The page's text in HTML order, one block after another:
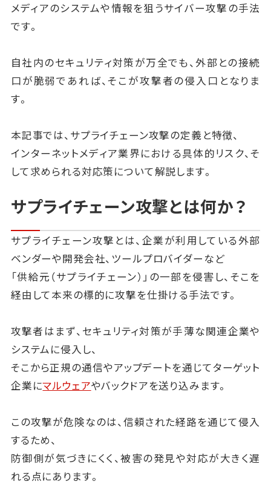
メディアのシステムや情報を狙うサイバー攻撃の手法
です。
自社内のセキュリティ対策が万全でも、外部との接続
口が脆弱であれば、そこが攻撃者の侵入口となりま
す。
本記事では、サプライチェーン攻撃の定義と特徴、
インターネットメディア業界における具体的リスク、そ
して求められる対応策について解説します。
サプライチェーン攻撃とは何か？
サプライチェーン攻撃とは、企業が利用している外部
ベンダーや開発会社、ツールプロバイダーなど
「供給元（サプライチェーン）」の一部を侵害し、そこを
経由して本来の標的に攻撃を仕掛ける手法です。
攻撃者はまず、セキュリティ対策が手薄な関連企業や
システムに侵入し、
そこから正規の通信やアップデートを通じてターゲット
企業にマルウェアやバックドアを送り込みます。
この攻撃が危険なのは、信頼された経路を通じて侵入
するため、
防御側が気づきにくく、被害の発見や対応が大きく遅
れる点にあります。